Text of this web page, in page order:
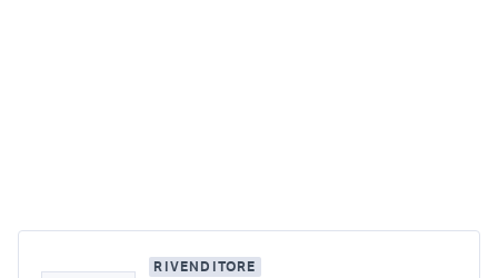
RIVENDITORE